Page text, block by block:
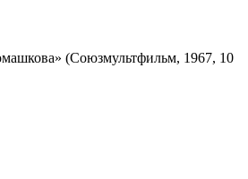
(Союзмультфильм, 1967, 10